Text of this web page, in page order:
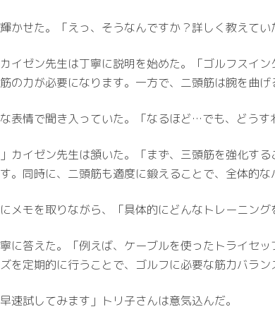
かせた。「えっ、そうなんですか？詳しく教えてい
カイゼン先生は丁寧に説明を始めた。「ゴルフスイ
の力が必要になります。一方で、二頭筋は腕を曲
表情で聞き入っていた。「なるほど…でも、どう
」カイゼン先生は頷いた。「まず、三頭筋を強化す
。同時に、二頭筋も適度に鍛えることで、全体的な
メモを取りながら、「具体的にどんなトレーニング
に答えた。「例えば、ケーブルを使ったトライセ
を定期的に行うことで、ゴルフに必要な筋力バラ
速試してみます」トリ子さんは意気込んだ。